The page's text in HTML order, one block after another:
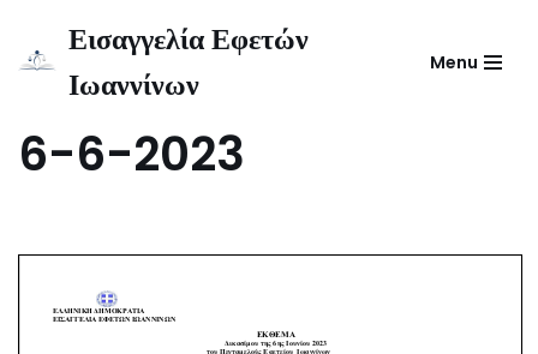
Μεταπηδήστε
Εισαγγελία Εφετών
Ιωαννίνων
Menu
Έκθεμα Πενταμελούς
6-6-2023